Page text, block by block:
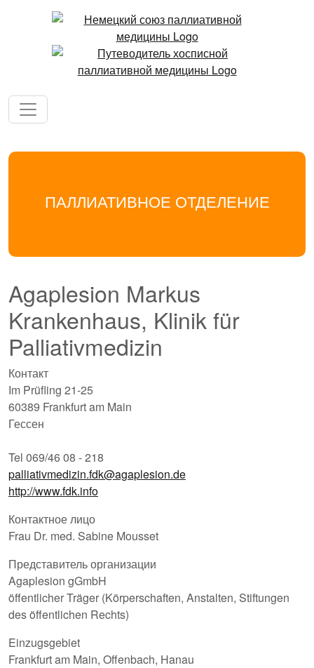
ПАЛЛИАТИВНОЕ ОТДЕЛЕНИЕ
Agaplesion Markus
Krankenhaus, Klinik für
Palliativmedizin
Контакт
Im Prüfling 21-25
60389 Frankfurt am Main
Гессен
Tel 069/46 08 - 218
palliativmedizin.fdk@agaplesion.de
http://www.fdk.info
Контактное лицо
Frau Dr. med. Sabine Mousset
Представитель организации
Agaplesion gGmbH
öffentlicher Träger (Körperschaften, Anstalten, Stiftungen
des öffentlichen Rechts)
Einzugsgebiet
Frankfurt am Main, Offenbach, Hanau